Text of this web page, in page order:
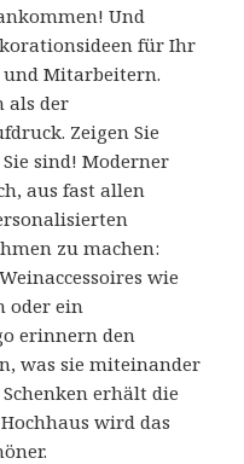
Und
für Ihr
Mitarbeitern.
als der
Zeigen Sie
sind! Moderner
aus fast allen
zu machen:
wie
oder ein
erinnern den
was sie miteinander
erhält die
wird das